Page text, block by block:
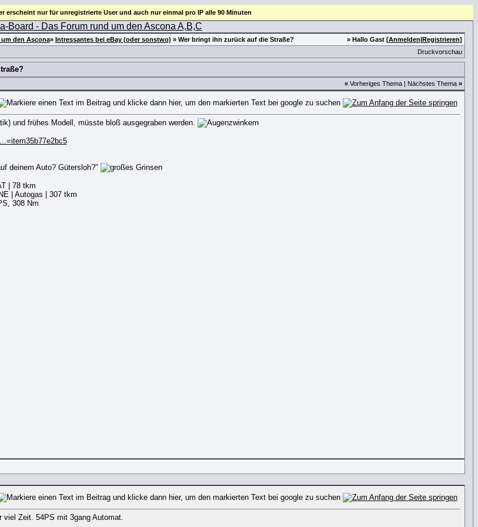
erscheint nur für unregistrierte User und auch nur einmal pro IP alle 90 Minuten
den Ascona» Intressantes bei eBay (oder sonstwo) » Wer bringt ihn zurück auf die Straße? » Hallo Gast [Anmelden Registrieren]
Druckvorschau
« Vorheriges Thema| Nächstes Thema »
und frühes Modell, müsste bloß ausgegraben werden.
deinem Auto? Gütersloh?"
| 78 tkm
| Autogas | 307 tkm
308 Nm
viel Zeit. 54PS mit 3gang Automat.